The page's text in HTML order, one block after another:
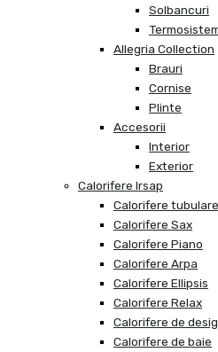
Solbancuri
Allegria Collection
Brauri
Cornise
Plinte
Accesorii
Interior
Exterior
Calorifere Irsap
Calorifere
Calorifere Sax
Calorifere Piano
Calorifere Arpa
Calorifere Ellipsis
Calorifere Relax
Calorifere de
Calorifere de baie